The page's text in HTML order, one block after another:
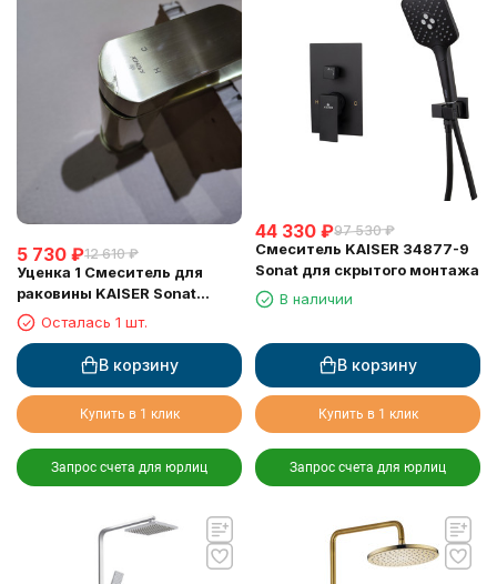
5 730 ₽12 610 ₽
Уценка 1 Смеситель для
раковины KAISER Sonat
34011-1Br
Осталась 1 шт.
В корзину
Купить в 1 клик
Запрос счета для юрлиц
44 330 ₽97 530 ₽
Смеситель KAISER 34877-9
Sonat для скрытого монтажа
В наличии
В корзину
Купить в 1 клик
Запрос счета для юрлиц